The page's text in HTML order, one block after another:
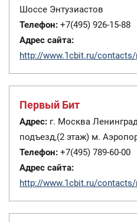
Шоссе Энтузиастов
Телефон: +7(495) 926-15-88
Адрес сайта:
http://www.1cbit.ru/
Первый Бит
Адрес: г. Москва
подъезд,(2 этаж) м.
Телефон: +7(495) 789-60-00
Адрес сайта:
http://www.1cbit.ru/